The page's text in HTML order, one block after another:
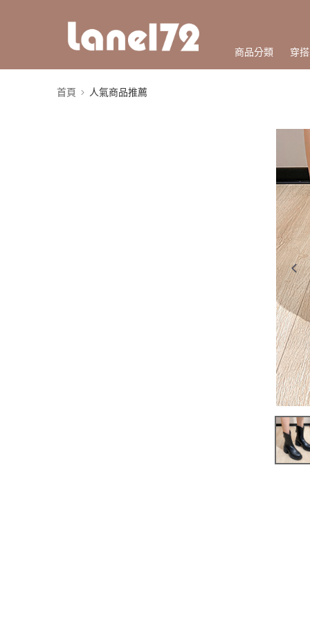
商品分類 穿
首頁 人氣商品推薦